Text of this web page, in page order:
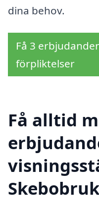
dina behov.
Få 3
förpliktelser
Få alltid
Skebobruk